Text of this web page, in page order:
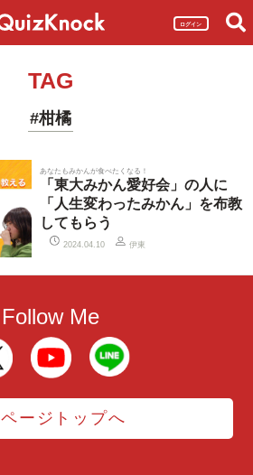
ログイン
TAG
#柑橘
あなたもみかんが食べたくなる！
「東大みかん愛好会」の人に
「人生変わったみかん」を布教
してもらう
2024.04.10 伊東
Follow Me
ページトップへ